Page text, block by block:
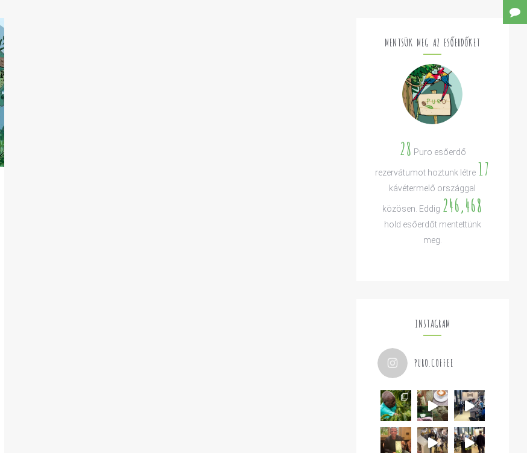
MENTSÜK MEG AZ ESŐERDŐKET
28 Puro esőerdő
rezervátumot hoztunk létre 17
kávétermelő országgal
közösen. Eddig 246,468
hold esőerdőt mentettünk
meg.
INSTAGRAM
PURO.COFFEE